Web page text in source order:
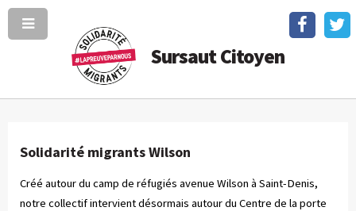
Sursaut Citoyen
Solidarité migrants Wilson
Créé autour du camp de réfugiés avenue Wilson à Saint-Denis,
notre collectif intervient désormais autour du Centre de la porte